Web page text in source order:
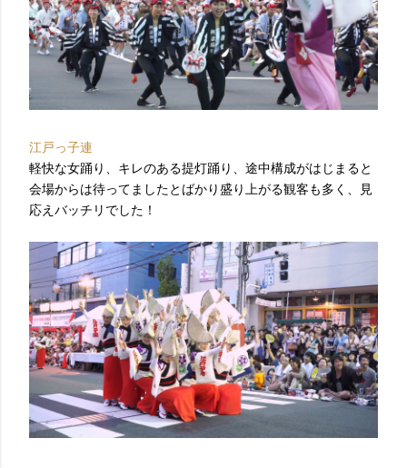
江戸っ子連
軽快な女踊り、キレのある提灯踊り、途中構成がはじまると
会場からは待ってましたとばかり盛り上がる観客も多く、見
応えバッチリでした！